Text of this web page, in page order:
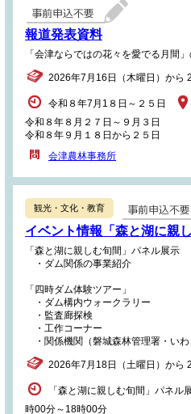
報道発表資料
「会津ならではの花々を愛でる月間
2026年7月16日（木曜日）から
令和８年7月1８日～２５日
令和８年８月２７日～９月３日
令和８年９月１８日から２５日
会津農林事務所
観光・文化・教育
イベント情報「森と湖に親
「森と湖に親しむ旬間」パネル展示
・ダム関係の事業紹介
「四時ダム体験ツアー」
・ダム構内ウォークラリー
・監査廊探検
・工作コーナー
・関係機関（磐城森林管理署・い
2026年7月18日（土曜日）から
「森と湖に親しむ旬間」パネ
時00分～18時00分